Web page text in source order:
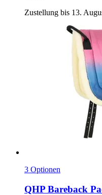
Zustellung bis 13.
3 Optionen
QHP Bareback